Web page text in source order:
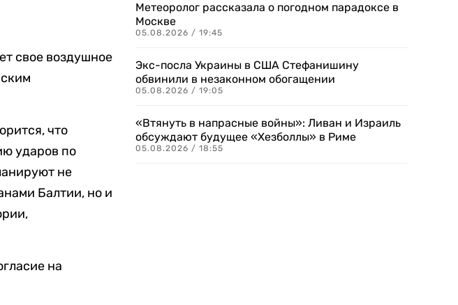
свое воздушное
что
ударов по
не
Балтии, но и
на
Метеоролог рассказала о погодном парадоксе в
Москве
05.08.2026 / 19:45
Экс-посла Украины в США Стефанишину
обвинили в незаконном обогащении
05.08.2026 / 19:05
«Втянуть в напрасные войны»: Ливан и Израиль
обсуждают будущее «Хезболлы» в Риме
05.08.2026 / 18:55